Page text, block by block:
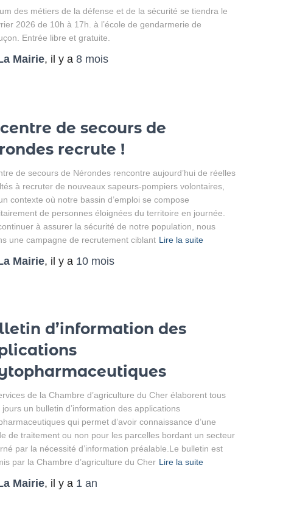
des métiers de la défense et de la sécurité se tiendra le
2026 de 10h à 17h. à l’école de gendarmerie de
Entrée libre et gratuite.
Mairie, il y a 8 mois
de secours de
recrute !
de secours de Nérondes rencontre aujourd’hui de réelles
à recruter de nouveaux sapeurs-pompiers volontaires,
contexte où notre bassin d’emploi se compose
de personnes éloignées du territoire en journée.
à assurer la sécurité de notre population, nous
une campagne de recrutement ciblant Lire la suite
Mairie, il y a 10 mois
d’information des
de la Chambre d’agriculture du Cher élaborent tous
jours un bulletin d’information des applications
qui permet d’avoir connaissance d’une
de traitement ou non pour les parcelles bordant un secteur
par la nécessité d’information préalable.Le bulletin est
par la Chambre d’agriculture du Cher Lire la suite
Mairie, il y a 1 an